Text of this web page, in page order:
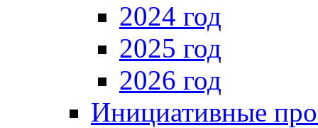
2024 год
2025 год
2026 год
Инициативные